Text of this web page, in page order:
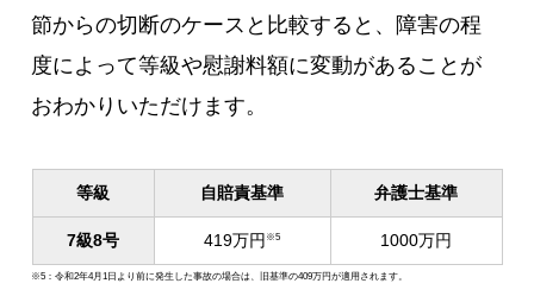
節からの切断のケースと比較すると、障害の程
度によって等級や慰謝料額に変動があることが
おわかりいただけます。
等級 自賠責基準 弁護士基準
7級8号 419万円 ※5 1000万円
※5：令和2年4月1日より前に発生した事故の場合は、旧基準の409万円が適用されます。